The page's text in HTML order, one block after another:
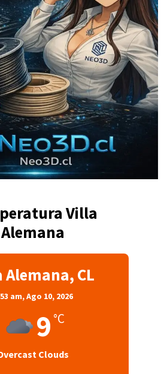
Villa
Alemana
Alemana, CL
am,Ago 10, 2026
9 °C
Clouds